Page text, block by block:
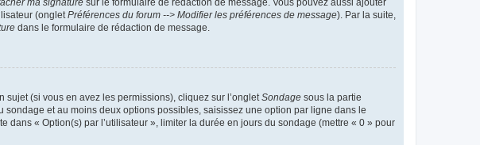
(onglet Préférences du forum --> Modifier les préférences de message). Par la suite,
dans le formulaire de rédaction de message.
(si vous en avez les permissions), cliquez sur l’onglet Sondage sous la partie
et au moins deux options possibles, saisissez une option par ligne dans le
« Option(s) par l’utilisateur », limiter la durée en jours du sondage (mettre « 0 » pour